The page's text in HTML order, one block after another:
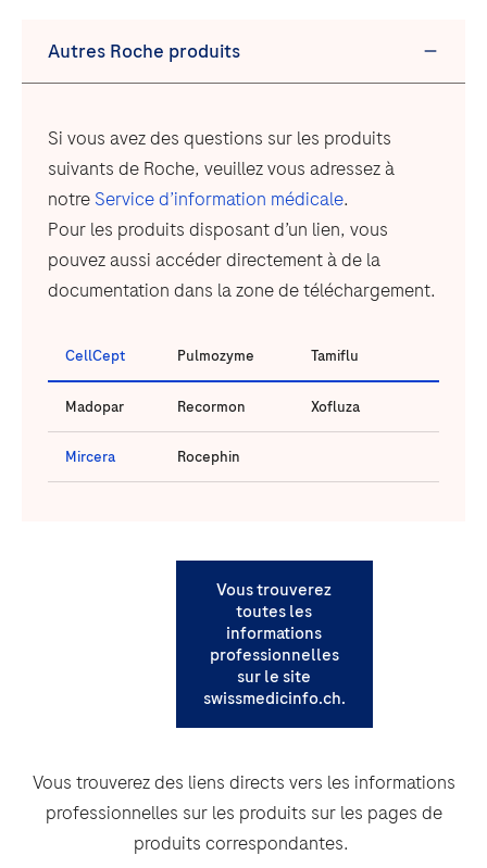
Si vous avez des questions sur les produits
suivants de Roche, veuillez vous adressez à
notre Service d’information médicale.
Pour les produits disposant d’un lien, vous
pouvez aussi accéder directement à de la
documentation dans la zone de téléchargement.
CellCept Pulmozyme Tamiflu
Madopar Recormon Xofluza
Mircera Rocephin
Vous trouverez
toutes les
informations
professionnelles
sur le site
swissmedicinfo.ch.
Vous trouverez des liens directs vers les informations
professionnelles sur les produits sur les pages de
produits correspondantes.